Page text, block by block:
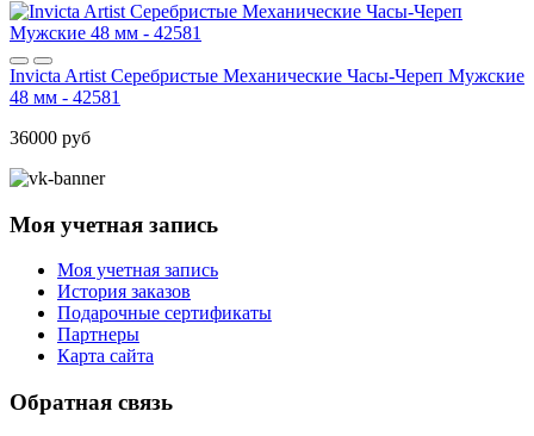
Invicta Artist Серебристые Механические Часы-Череп Мужские
48 мм - 42581
36000 руб
Моя учетная запись
Моя учетная запись
История заказов
Подарочные сертификаты
Партнеры
Карта сайта
Обратная связь